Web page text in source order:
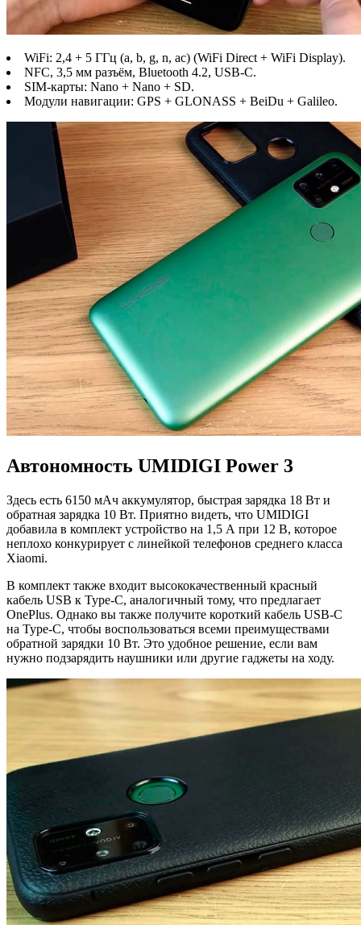
WiFi: 2,4 + 5 ГГц (a, b, g, n, ac) (WiFi Direct + WiFi Display).
NFC, 3,5 мм разъём, Bluetooth 4.2, USB-C.
SIM-карты: Nano + Nano + SD.
Модули навигации: GPS + GLONASS + BeiDu + Galileo.
Автономность UMIDIGI Power 3
Здесь есть 6150 мАч аккумулятор, быстрая зарядка 18 Вт и
обратная зарядка 10 Вт. Приятно видеть, что UMIDIGI
добавила в комплект устройство на 1,5 А при 12 В, которое
неплохо конкурирует с линейкой телефонов среднего класса
Xiaomi.
В комплект также входит высококачественный красный
кабель USB к Type-C, аналогичный тому, что предлагает
OnePlus. Однако вы также получите короткий кабель USB-C
на Type-C, чтобы воспользоваться всеми преимуществами
обратной зарядки 10 Вт. Это удобное решение, если вам
нужно подзарядить наушники или другие гаджеты на ходу.